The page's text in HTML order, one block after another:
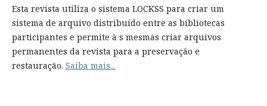
Esta revista utiliza o sistema LOCKSS para criar um
sistema de arquivo distribuído entre as bibliotecas
participantes e permite à s mesmas criar arquivos
permanentes da revista para a preservação e
restauração. Saiba mais...